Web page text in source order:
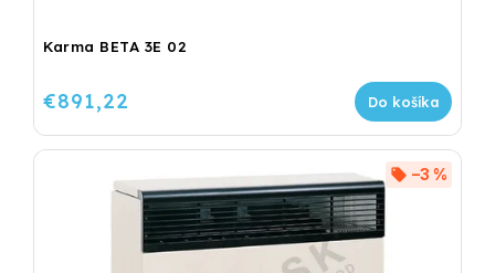
Karma BETA 3E 02
€891,22 Do košíka
–3 %